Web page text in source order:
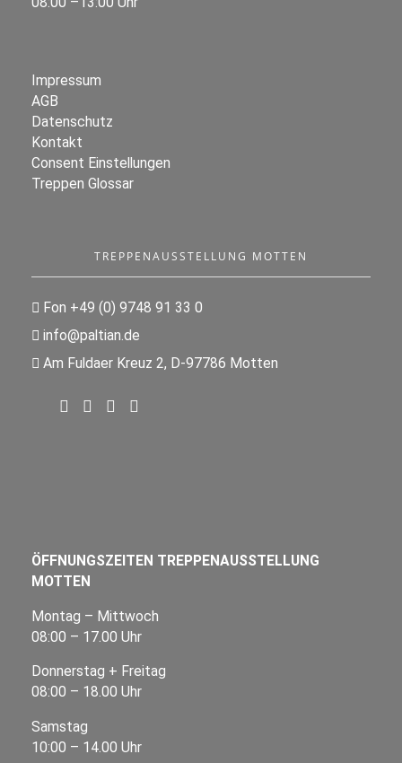
Impressum
AGB
Datenschutz
Kontakt
Consent Einstellungen
Treppen Glossar
TREPPENAUSSTELLUNG MOTTEN
Fon +49 (0) 9748 91 33 0
info@paltian.de
Am Fuldaer Kreuz 2, D-97786 Motten
ÖFFNUNGSZEITEN TREPPENAUSSTELLUNG
MOTTEN
Montag – Mittwoch
08:00 – 17.00 Uhr
Donnerstag + Freitag
08:00 – 18.00 Uhr
Samstag
10:00 – 14.00 Uhr